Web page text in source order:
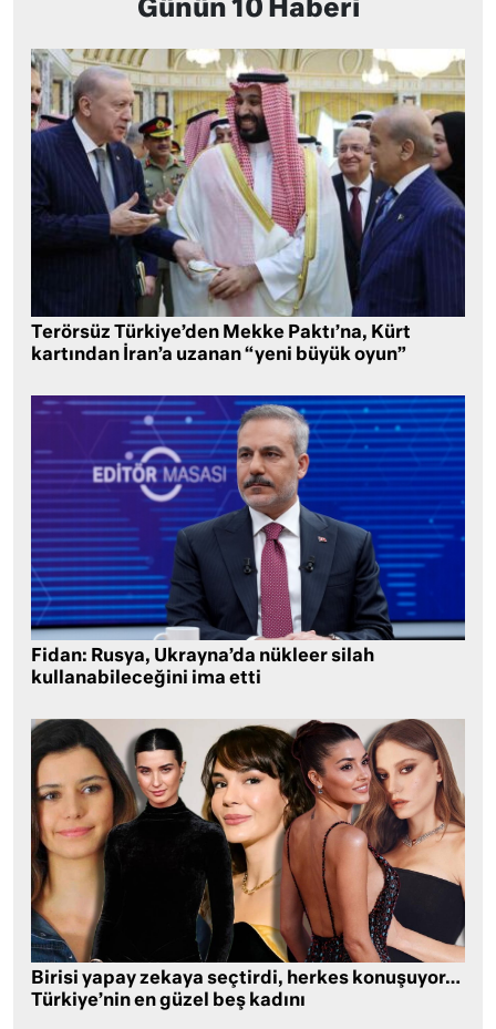
Günün 10 Haberi
Terörsüz Türkiye’den Mekke Paktı’na, Kürt
kartından İran’a uzanan “yeni büyük oyun”
Fidan: Rusya, Ukrayna’da nükleer silah
kullanabileceğini ima etti
Birisi yapay zekaya seçtirdi, herkes konuşuyor…
Türkiye’nin en güzel beş kadını